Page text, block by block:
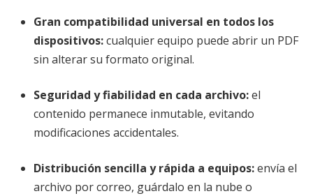
Gran compatibilidad universal en todos los
dispositivos:cualquier equipo puede abrir un PDF
sin alterar su formato original.
Seguridad y fiabilidad en cada archivo:el
contenido permanece inmutable, evitando
modificaciones accidentales.
Distribución sencilla y rápida a equipos:envía el
archivo por correo, guárdalo en la nube o